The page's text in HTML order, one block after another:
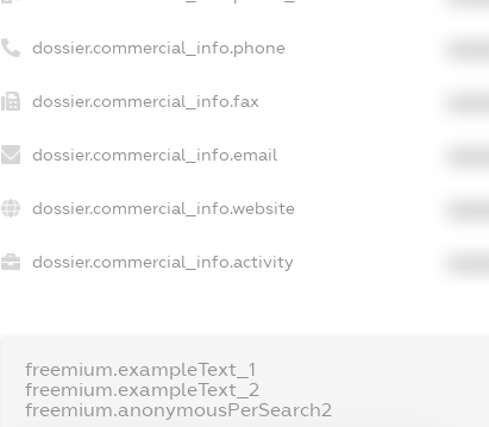
dossier.commercial_info.phone
dossier.commercial_info.fax
dossier.commercial_info.email
dossier.commercial_info.website
dossier.commercial_info.activity
freemium.exampleText_1
freemium.exampleText_2
freemium.anonymousPerSearch2